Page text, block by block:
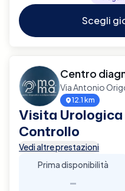
Scegli
Centro
Via Antonio
12.1 km
Visita
Controllo
Vedi altre prestazioni
Prima disponibilità
-